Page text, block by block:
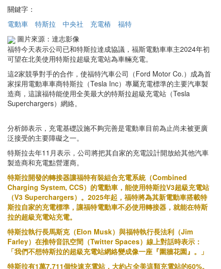
關鍵字：
電動車
特斯拉 中央社 充電樁
福特
圖片來源：達志影像
福特今天表示公司已和特斯拉達成協議，福斯電動車車主2024年初
可望在北美使用特斯拉超級充電站為車輛充電。
這2家競爭對手的合作，使福特汽車公司（Ford Motor Co.）成為首
家採用電動車車商特斯拉（Tesla Inc）專屬充電標準的主要汽車製
造商，這讓福特能使用全美最大的特斯拉超級充電站（Tesla
Superchargers）網絡。
分析師表示，充電基礎設施不夠完善是電動車目前為止尚未被更廣
泛接受的主要障礙之一。
特斯拉去年11月表示，公司將把其自家的充電設計開放給其他汽車
製造商和充電點營運商。
特斯拉開發的轉接器讓福特有裝組合充電系統（Combined
Charging System, CCS）的電動車，能使用特斯拉V3超級充電站
（V3 Superchargers）。2025年起，福特將為其新電動車搭載特
斯拉自家的充電標準，讓福特電動車不必使用轉接器，就能在特斯
拉的超級充電站充電。
特斯拉執行長馬斯克（Elon Musk）與福特執行長法利（Jim
Farley）在推特音訊空間（Twitter Spaces）線上對話時表示：
「我們不想特斯拉的超級充電站網絡變成像一座『圍牆花園』。」
特斯拉有1萬7,711個快速充電站，大約占全美這類充電站的60%。